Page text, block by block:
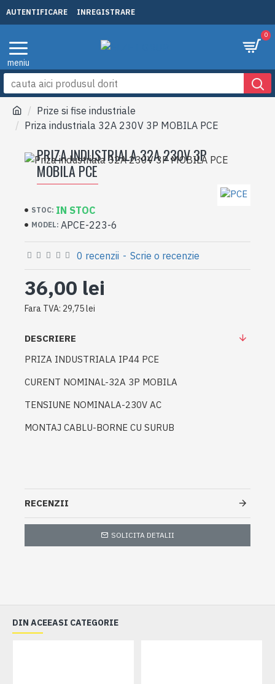
AUTENTIFICARE INREGISTRARE
0
Prize si fise industriale
Priza industriala 32A 230V 3P MOBILA PCE
PRIZA INDUSTRIALA 32A 230V 3P
MOBILA PCE
STOC: IN STOC
MODEL: APCE-223-6
0 recenzii - Scrie o recenzie
36,00 lei
Fara TVA: 29,75 lei
SOLICITA DETALII
DESCRIERE
PRIZA INDUSTRIALA IP44 PCE
CURENT NOMINAL-32A 3P MOBILA
TENSIUNE NOMINALA-230V AC
MONTAJ CABLU-BORNE CU SURUB
RECENZII
DIN ACEEASI CATEGORIE